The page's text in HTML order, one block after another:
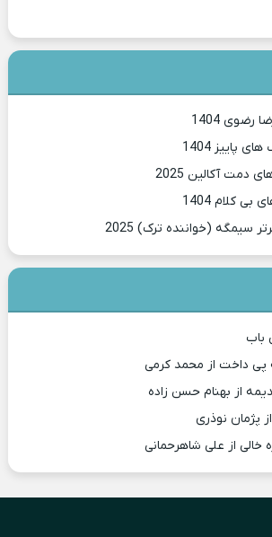
1404
پاییز 1404
دمت آکالین 2025
کلام 1404
سیمگه (خواننده ترک) 2025
باب
پی داخت از محمد کرمی
از بهنام حسن زاده
پژمان نوذری
خالی از علی شاهرحمانی